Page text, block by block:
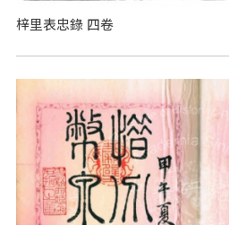
梓里表忠錄 四卷